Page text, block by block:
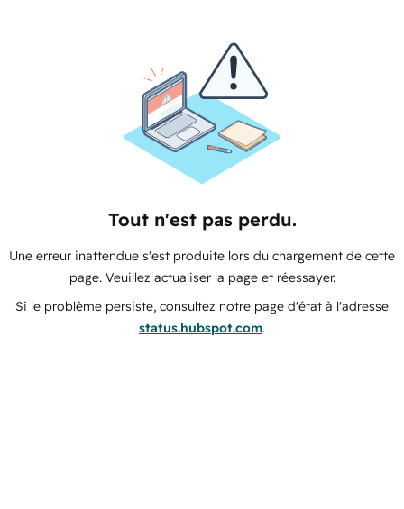
Tout n'est pas perdu.
Une erreur inattendue s'est produite lors du chargement de cette
page. Veuillez actualiser la page et réessayer.
Si le problème persiste, consultez notre page d'état à l'adresse
status.hubspot.com.